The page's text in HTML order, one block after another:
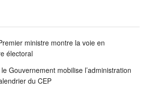
ministre montre la voie en
électoral
Gouvernement mobilise l’administration
du CEP